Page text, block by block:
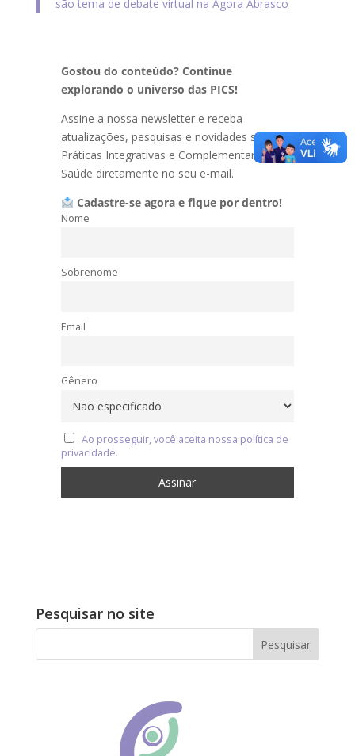
são tema de debate virtual na Ágora Abrasco
Gostou do conteúdo? Continue
explorando o universo das PICS!
Assine a nossa newsletter e receba
atualizações, pesquisas e novidades sobre
Práticas Integrativas e Complementares em
Saúde diretamente no seu e-mail.
Cadastre-se agora e fique por dentro!
Nome
Sobrenome
Email
Gênero
Ao prosseguir, você aceita nossa política de
privacidade.
Pesquisar no site